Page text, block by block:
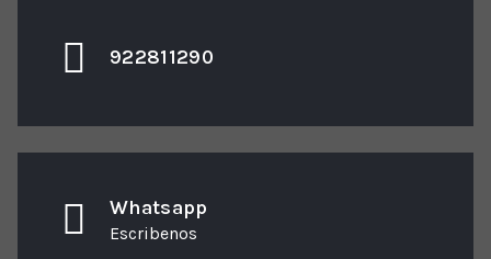
922811290
Whatsapp
Escribenos